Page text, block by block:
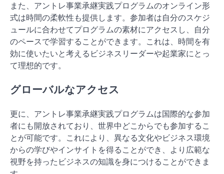
また、アントレ事業承継実践プログラムのオンライン形
式は時間の柔軟性も提供します。参加者は自分のスケジ
ュールに合わせてプログラムの素材にアクセスし、自分
のペースで学習することができます。これは、時間を有
効に使いたいと考えるビジネスリーダーや起業家にとっ
て理想的です。
グローバルなアクセス
更に、アントレ事業承継実践プログラムは国際的な参加
者にも開放されており、世界中どこからでも参加するこ
とが可能です。これにより、異なる文化やビジネス環境
からの学びやインサイトを得ることができ、より広範な
視野を持ったビジネスの知識を身につけることができま